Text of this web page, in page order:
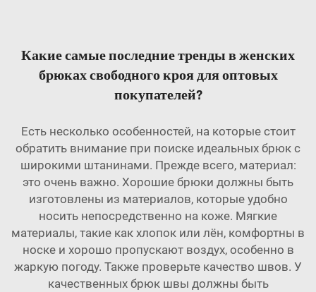
Какие самые последние тренды в женских
брюках свободного кроя для оптовых
покупателей?
Есть несколько особенностей, на которые стоит
обратить внимание при поиске идеальных брюк с
широкими штанинами. Прежде всего, материал:
это очень важно. Хорошие брюки должны быть
изготовлены из материалов, которые удобно
носить непосредственно на коже. Мягкие
материалы, такие как хлопок или лён, комфортны в
носке и хорошо пропускают воздух, особенно в
жаркую погоду. Также проверьте качество швов. У
качественных брюк швы должны быть